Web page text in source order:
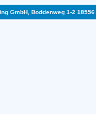
GmbH, Boddenweg 1-2